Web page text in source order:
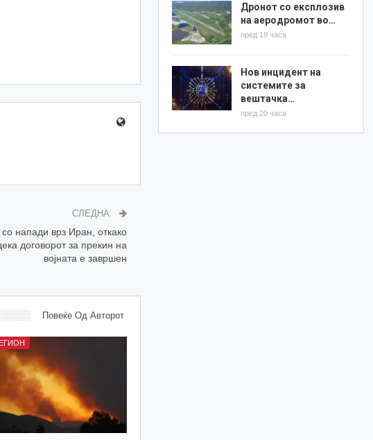
СЛЕДНА
напади врз Иран, откако
договорот за прекин на
војната е завршен
Повеќе Од Авторот
Дронот со експлозив
на аеродромот во…
пред 19 часа
Нов инцидент на
системите за
вештачка…
пред 20 часа